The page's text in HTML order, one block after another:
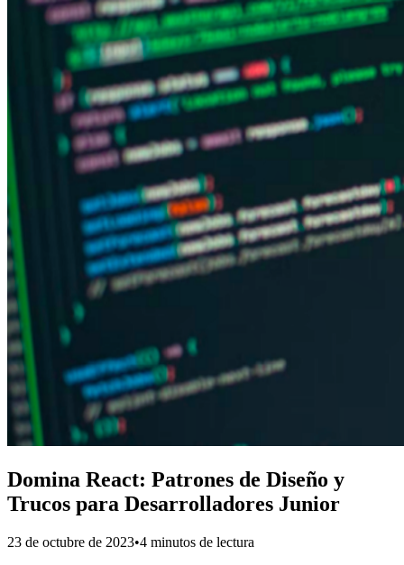
Domina React: Patrones de Diseño y
Trucos para Desarrolladores Junior
23 de octubre de 2023•4 minutos de lectura